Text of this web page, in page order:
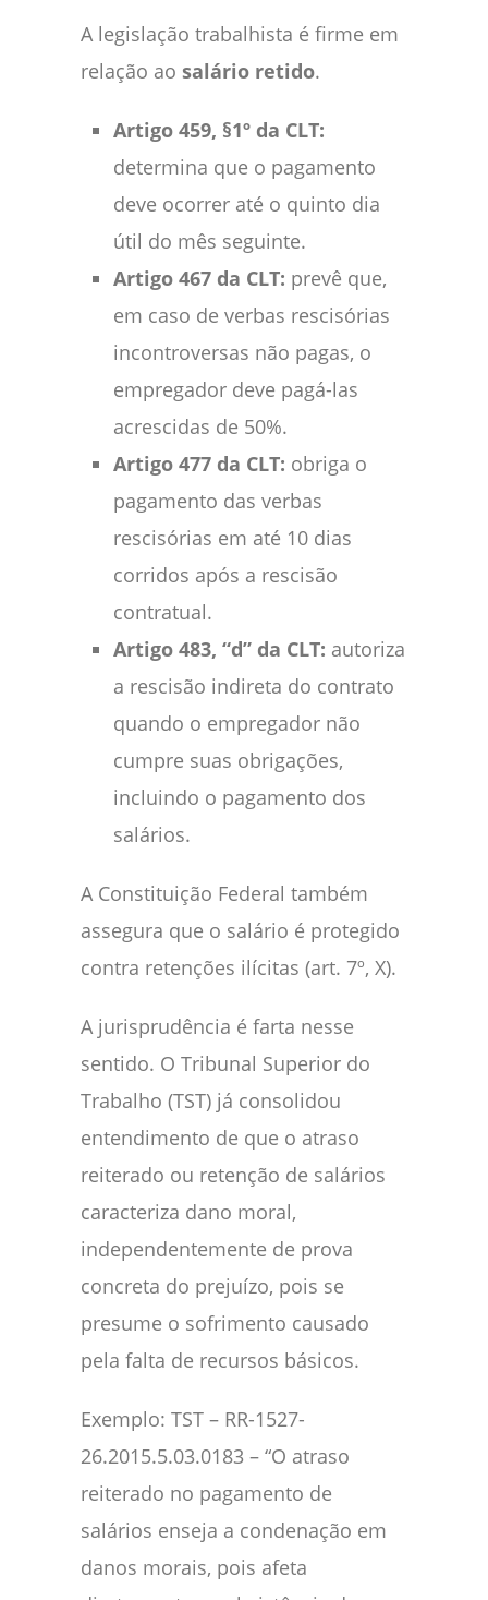
A legislação trabalhista é firme em
relação ao salário retido.
Artigo 459, §1º da CLT:
determina que o pagamento
deve ocorrer até o quinto dia
útil do mês seguinte.
Artigo 467 da CLT: prevê que,
em caso de verbas rescisórias
incontroversas não pagas, o
empregador deve pagá-las
acrescidas de 50%.
Artigo 477 da CLT: obriga o
pagamento das verbas
rescisórias em até 10 dias
corridos após a rescisão
contratual.
Artigo 483, “d” da CLT: autoriza
a rescisão indireta do contrato
quando o empregador não
cumpre suas obrigações,
incluindo o pagamento dos
salários.
A Constituição Federal também
assegura que o salário é protegido
contra retenções ilícitas (art. 7º, X).
A jurisprudência é farta nesse
sentido. O Tribunal Superior do
Trabalho (TST) já consolidou
entendimento de que o atraso
reiterado ou retenção de salários
caracteriza dano moral,
independentemente de prova
concreta do prejuízo, pois se
presume o sofrimento causado
pela falta de recursos básicos.
Exemplo: TST – RR-1527-
26.2015.5.03.0183 – “O atraso
reiterado no pagamento de
salários enseja a condenação em
danos morais, pois afeta